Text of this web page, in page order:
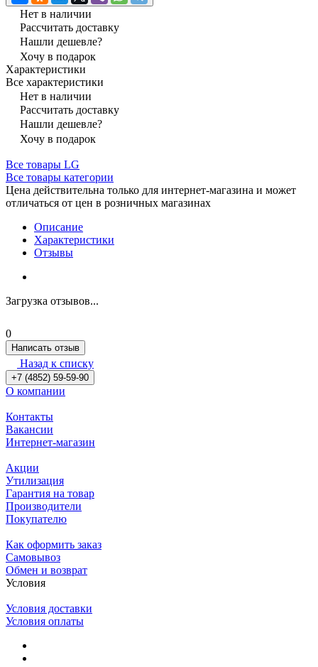
Нет в наличии
Рассчитать доставку
Нашли дешевле?
Хочу в подарок
Характеристики
Все характеристики
Нет в наличии
Рассчитать доставку
Нашли дешевле?
Хочу в подарок
Все товары LG
Все товары категории
Цена действительна только для интернет-магазина и может
отличаться от цен в розничных магазинах
Описание
Характеристики
Отзывы
Загрузка отзывов...
0
Написать отзыв
Назад к списку
+7 (4852) 59-59-90
О компании
Контакты
Вакансии
Интернет-магазин
Акции
Утилизация
Гарантия на товар
Производители
Покупателю
Как оформить заказ
Самовывоз
Обмен и возврат
Условия
Условия доставки
Условия оплаты